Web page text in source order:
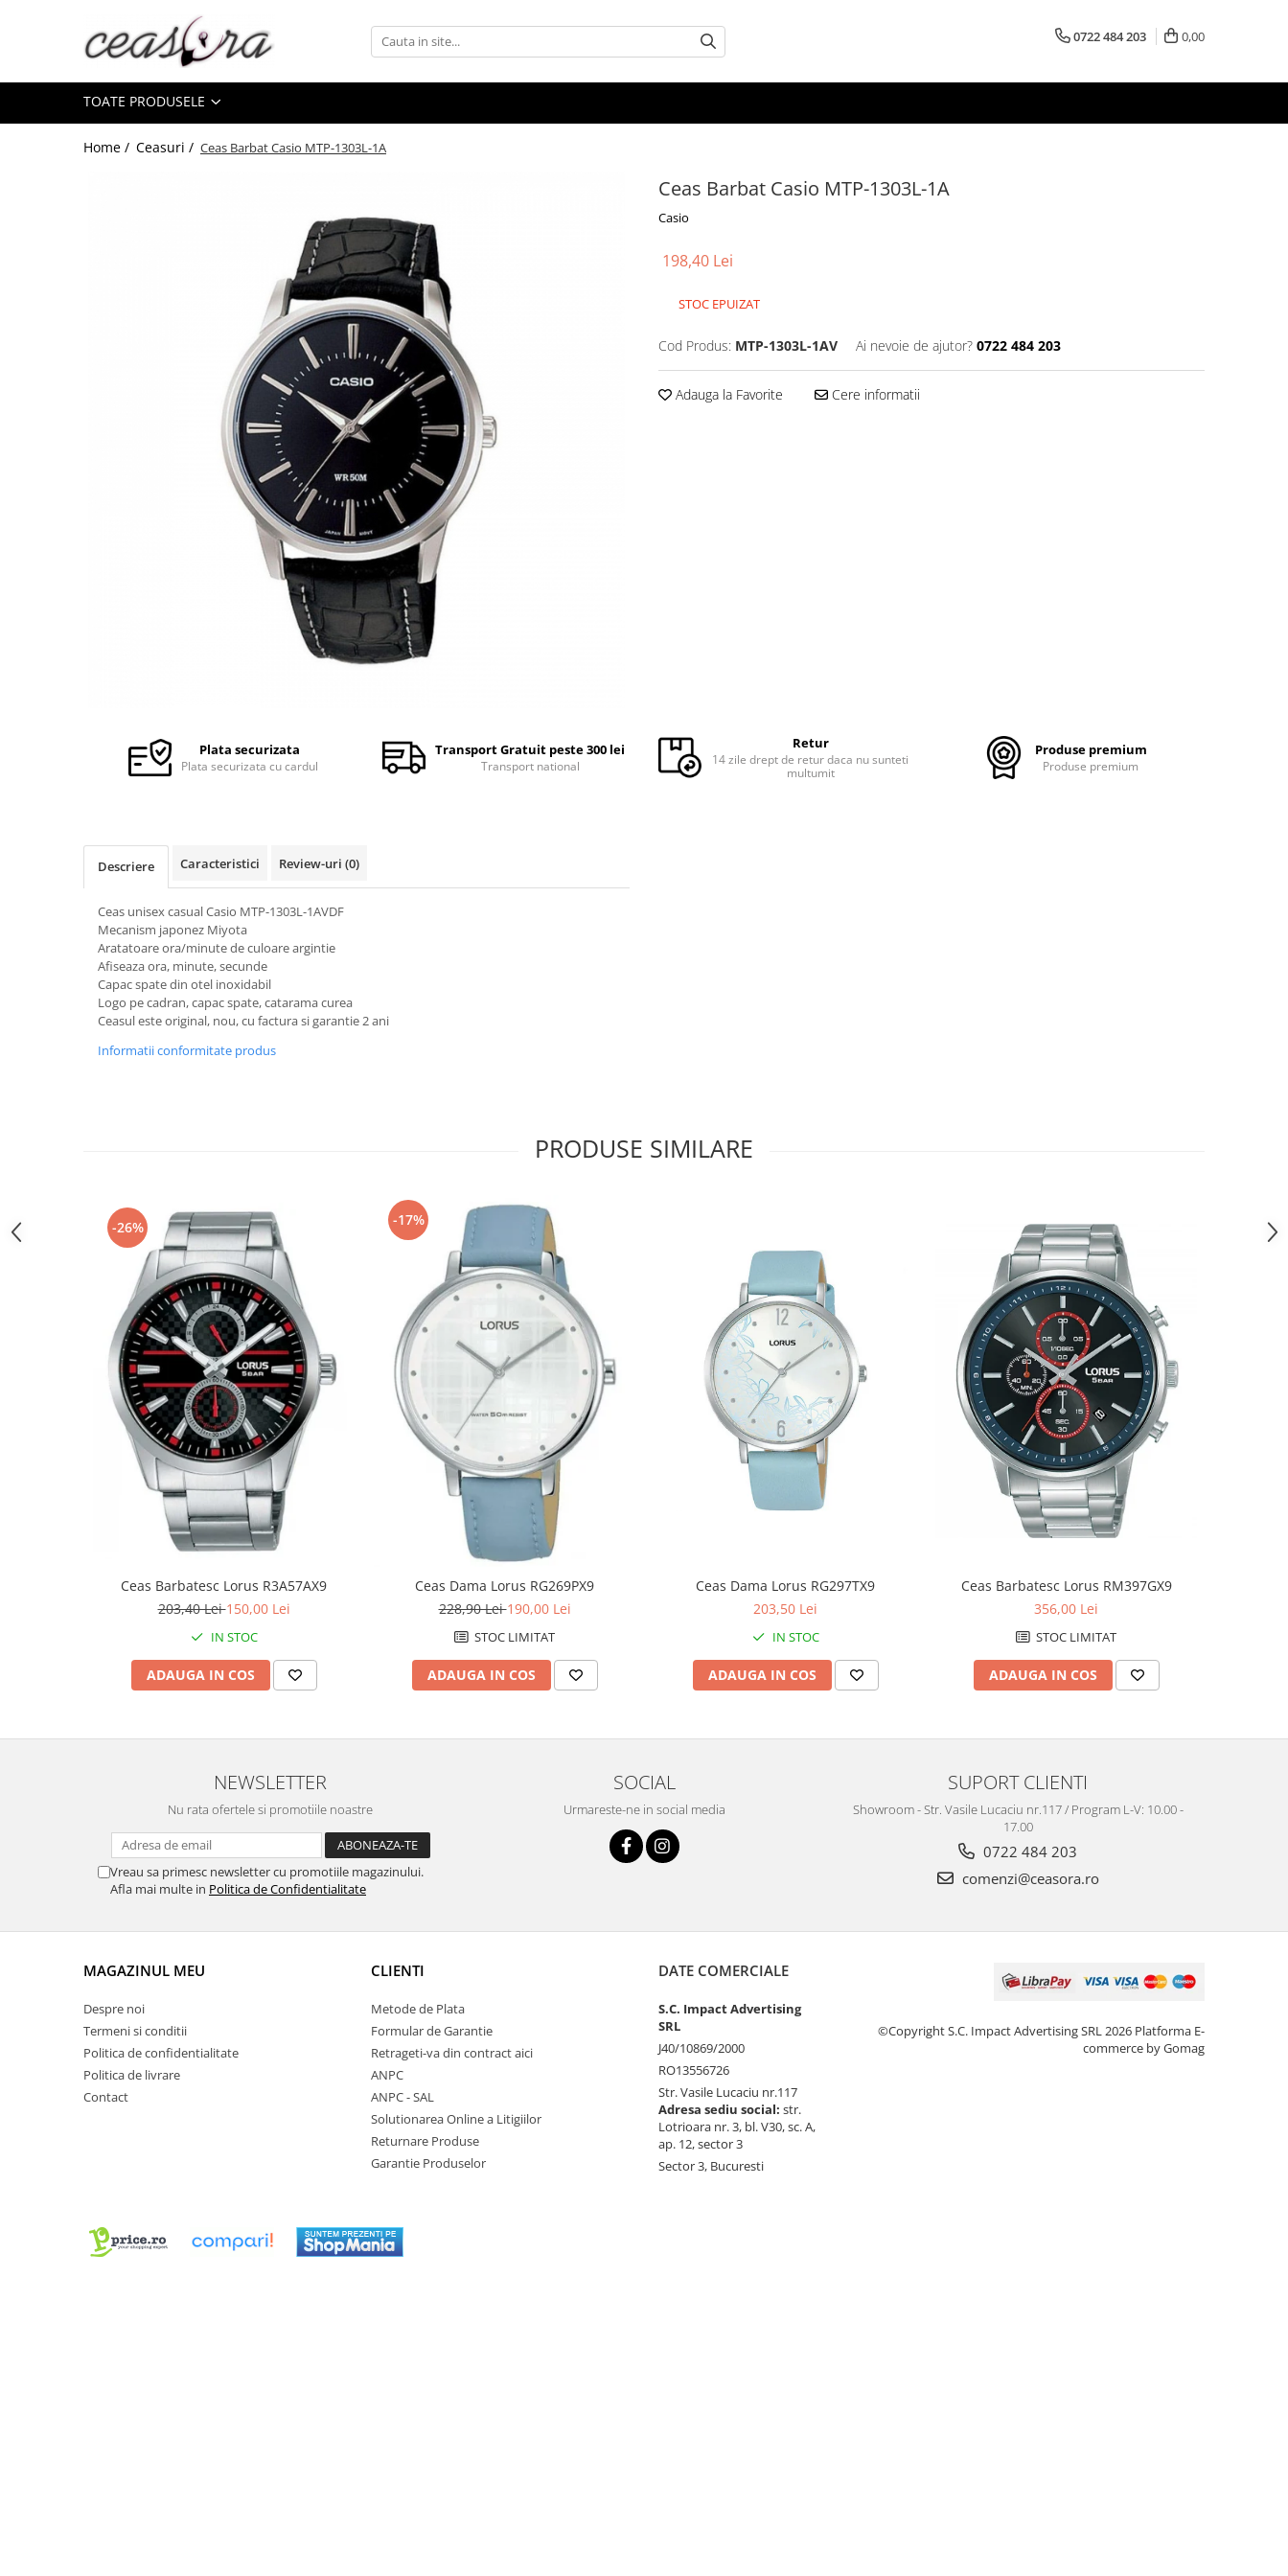
Toate Produsele
AA, AAA, 9V
Accesorii baterii
Curele Casio
Curele cauciuc
Curele Garmin
Curele metalice
Curele militare
Curele Samsung Watch
Curele textile
Dispozitive Bratari
Dispozitive Margelit
Fierastraie / Panze
Mandrine si Burghie
Modelarea Metalului
Nicovale si Suporti
PROMOTII Curele Apple Watch
PROMOTII Curele Garmin
PROMOTII Scule Ceasornicar
Scule si Accesorii Ceasuri
Chei Pendula
Dispozitive Bratari si Curele
Dispozitive Capace Ceas
Mecanisme Ceas
Piese Ceasuri
Scule Speciale
Suporti de Lucru
0722 484 203 0,00
TOATE PRODUSELE
Home / Ceasuri / Ceas Barbat Casio MTP-1303L-1A
Ceas Barbat Casio MTP-1303L-1A
Casio
198,40 Lei
STOC EPUIZAT
Cod Produs: MTP-1303L-1AV Ai nevoie de ajutor? 0722 484 203
Adauga la Favorite Cere informatii
Plata securizata
Plata securizata cu cardul
Transport Gratuit peste 300 lei
Transport national
Retur
14 zile drept de retur daca nu sunteti
multumit
Produse premium
Produse premium
Descriere Caracteristici Review-uri (0)
Ceas unisex casual Casio MTP-1303L-1AVDF
Mecanism japonez Miyota
Aratatoare ora/minute de culoare argintie
Afiseaza ora, minute, secunde
Capac spate din otel inoxidabil
Logo pe cadran, capac spate, catarama curea
Ceasul este original, nou, cu factura si garantie 2 ani
Informatii conformitate produs
PRODUSE SIMILARE
-26%
Ceas Barbatesc Lorus R3A57AX9
203,40 Lei150,00 Lei
IN STOC
ADAUGA IN COS
-17%
Ceas Dama Lorus RG269PX9
228,90 Lei190,00 Lei
STOC LIMITAT
ADAUGA IN COS
Ceas Dama Lorus RG297TX9
203,50 Lei
IN STOC
ADAUGA IN COS
Ceas Barbatesc Lorus RM397GX9
356,00 Lei
STOC LIMITAT
ADAUGA IN COS
NEWSLETTER
Nu rata ofertele si promotiile noastre
Vreau sa primesc newsletter cu promotiile magazinului.
Afla mai multe in Politica de Confidentialitate
SOCIAL
Urmareste-ne in social media
SUPORT CLIENTI
Showroom - Str. Vasile Lucaciu nr.117 / Program L-V: 10.00 -
17.00
0722 484 203
comenzi@ceasora.ro
MAGAZINUL MEU
Despre noi
Termeni si conditii
Politica de confidentialitate
Politica de livrare
Contact
CLIENTI
Metode de Plata
Formular de Garantie
Retrageti-va din contract aici
ANPC
ANPC - SAL
Solutionarea Online a Litigiilor
Returnare Produse
Garantie Produselor
DATE COMERCIALE
S.C. Impact Advertising
SRL
J40/10869/2000
RO13556726
Str. Vasile Lucaciu nr.117
Adresa sediu social: str.
Lotrioara nr. 3, bl. V30, sc. A,
ap. 12, sector 3
Sector 3, Bucuresti
©Copyright S.C. Impact Advertising SRL 2026 Platforma E-
commerce by Gomag